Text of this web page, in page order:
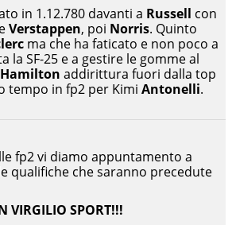
fp2 vi diamo appuntamento a
qualifiche che saranno precedute
VIRGILIO SPORT!!!
in 1.12.780 davanti a Russell con
Verstappen, poi Norris. Quinto
ma che ha faticato e non poco a
la SF-25 e a gestire le gomme al
Hamilton addirittura fuori dalla top
tempo in fp2 per Kimi Antonelli.